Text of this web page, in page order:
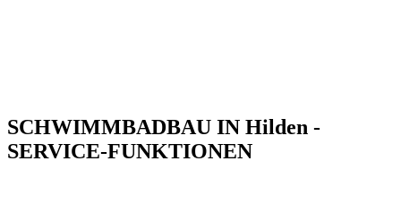
SCHWIMMBADBAU IN Hilden -
SERVICE-FUNKTIONEN